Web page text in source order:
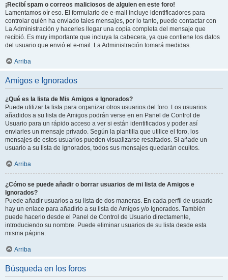
¡Recibí spam o correos maliciosos de alguien en este foro!
Lamentamos oír eso. El formulario de e-mail incluye identificadores para
controlar quién ha enviado tales mensajes, por lo tanto, puede contactar con
La Administración y hacerles llegar una copia completa del mensaje que
recibió. Es muy importante que incluya la cabecera, ya que contiene los datos
del usuario que envió el e-mail. La Administración tomará medidas.
Arriba
Amigos e Ignorados
¿Qué es la lista de Mis Amigos e Ignorados?
Puede utilizar la lista para organizar otros usuarios del foro. Los usuarios
añadidos a su lista de Amigos podrán verse en en Panel de Control de
Usuario para un rápido acceso a ver si están identificados y poder así
enviarles un mensaje privado. Según la plantilla que utilice el foro, los
mensajes de estos usuarios pueden visualizarse resaltados. Si añade un
usuario a su lista de Ignorados, todos sus mensajes quedarán ocultos.
Arriba
¿Cómo se puede añadir o borrar usuarios de mi lista de Amigos e
Ignorados?
Puede añadir usuarios a su lista de dos maneras. En cada perfil de usuario
hay un enlace para añadirlo a su lista de Amigos y/o Ignorados. También
puede hacerlo desde el Panel de Control de Usuario directamente,
introduciendo su nombre. Puede eliminar usuarios de su lista desde esta
misma página.
Arriba
Búsqueda en los foros